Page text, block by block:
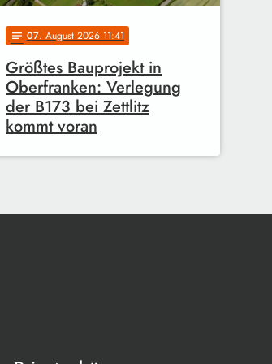
notes 07. August 2026 11:41
Größtes Bauprojekt in
Oberfranken: Verlegung
der B173 bei Zettlitz
kommt voran